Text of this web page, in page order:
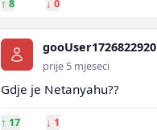
↑ 8 ↓ 0
gooUser1726822920
prije 5 mjeseci
Gdje je Netanyahu??
↑ 17 ↓ 1